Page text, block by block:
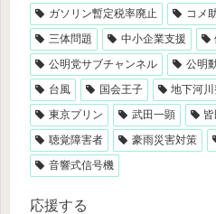
ガソリン暫定税率廃止
コメ
三体問題
中小企業支援
公明党サブチャンネル
公明
台風
国会王子 地下河
東京プリン
武田一顕
聴覚障害者
豪雨災害対策
音響式信号機
応援する